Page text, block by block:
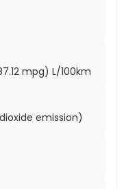
mpg) L/100km
emission)